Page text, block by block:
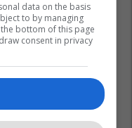
data on the basis
to by managing
bottom of this page
consent in privacy